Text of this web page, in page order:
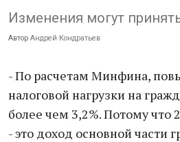
Изменения могут
Автор Андрей Кондратьев
- По расчетам Минфина,
налоговой нагрузки на
более чем 3,2%. Потому что
- это доход основной части